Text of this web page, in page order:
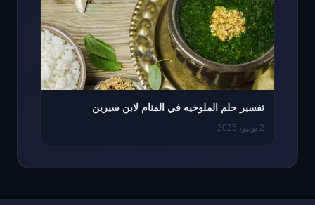
تفسير حلم الملوخيه في المنام لابن سيرين
2 يونيو، 2025